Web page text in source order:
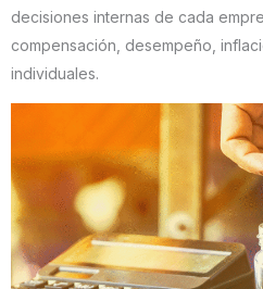
decisiones internas de cada
compensación, desempeño,
individuales.